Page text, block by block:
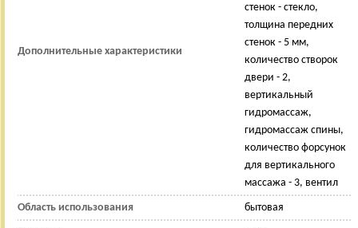
Дополнительные характеристики
стенок - стекло,
толщина передних
стенок - 5 мм,
количество створок
двери - 2,
вертикальный
гидромассаж,
гидромассаж спины,
количество форсунок
для вертикального
массажа - 3, вентил
Область использования бытовая